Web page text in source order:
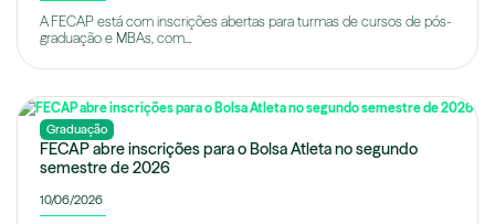
A FECAP está com inscrições abertas para turmas de cursos de pós-
graduação e MBAs, com...
Graduação
FECAP abre inscrições para o Bolsa Atleta no segundo
semestre de 2026
10/06/2026